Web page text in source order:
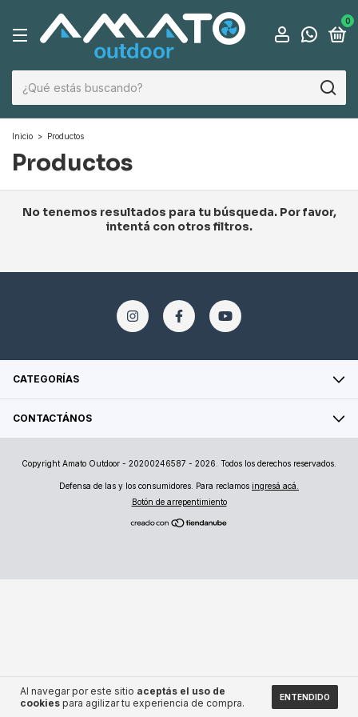
0
Al navegar por este sitio aceptás el uso de
cookies para agilizar tu experiencia de compra. ENTENDIDO
Inicio > Productos
Productos
No tenemos resultados para tu búsqueda. Por favor,
intentá con otros filtros.
CATEGORÍAS
CONTACTÁNOS
Copyright Amato Outdoor - 20200246587 - 2026. Todos los derechos reservados.
Defensa de las y los consumidores. Para reclamos ingresá acá.
Botón de arrepentimiento